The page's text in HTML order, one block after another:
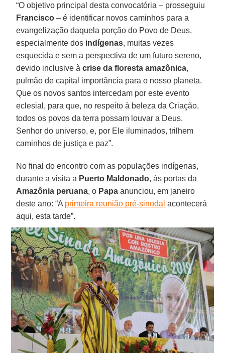
“O objetivo principal desta convocatória – prosseguiu
Francisco – é identificar novos caminhos para a
evangelização daquela porção do Povo de Deus,
especialmente dos indígenas, muitas vezes
esquecida e sem a perspectiva de um futuro sereno,
devido inclusive àcrise da floresta amazônica,
pulmão de capital importância para o nosso planeta.
Que os novos santos intercedam por este evento
eclesial, para que, no respeito à beleza da Criação,
todos os povos da terra possam louvar a Deus,
Senhor do universo, e, por Ele iluminados, trilhem
caminhos de justiça e paz”.
No final do encontro com as populações indígenas,
durante a visita a Puerto Maldonado, às portas da
Amazônia peruana, o Papa anunciou, em janeiro
deste ano: “A primeira reunião pré-sinodal acontecerá
aqui, esta tarde”.